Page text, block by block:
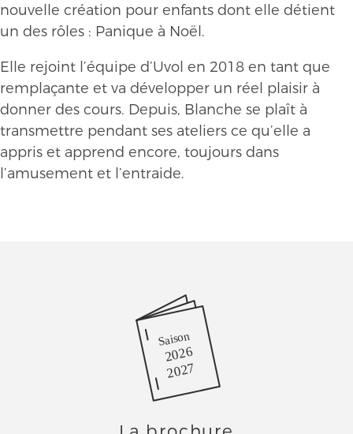
nouvelle création pour enfants dont elle détient
un des rôles : Panique à Noël.
Elle rejoint l’équipe d’Uvol en 2018 en tant que
remplaçante et va développer un réel plaisir à
donner des cours. Depuis, Blanche se plaît à
transmettre pendant ses ateliers ce qu’elle a
appris et apprend encore, toujours dans
l’amusement et l’entraide.
Saison
2026
2027